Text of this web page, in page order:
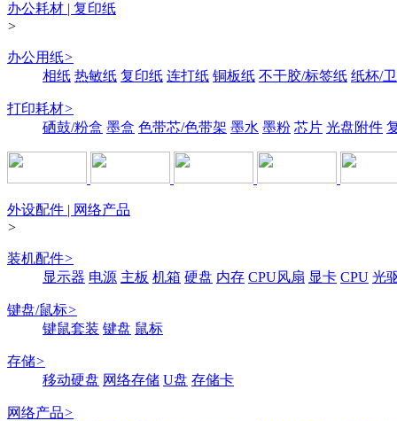
办公耗材 | 复印纸
>
办公用纸>
相纸 热敏纸 复印纸 连打纸 铜板纸 不干胶/标签纸 纸杯/
打印耗材>
硒鼓/粉盒 墨盒 色带芯/色带架 墨水 墨粉 芯片 光盘附件
外设配件 | 网络产品
>
装机配件>
显示器 电源 主板 机箱 硬盘 内存 CPU风扇 显卡 CPU 光
键盘/鼠标>
键鼠套装 键盘 鼠标
存储>
移动硬盘 网络存储 U盘 存储卡
网络产品>